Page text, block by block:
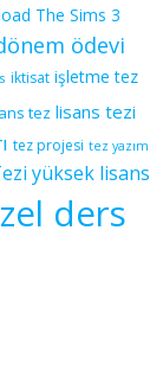
The Sims 3
ödevi
iktisat işletme tez
tez lisans tezi
tez projesi tez yazım
yüksek lisans
ders